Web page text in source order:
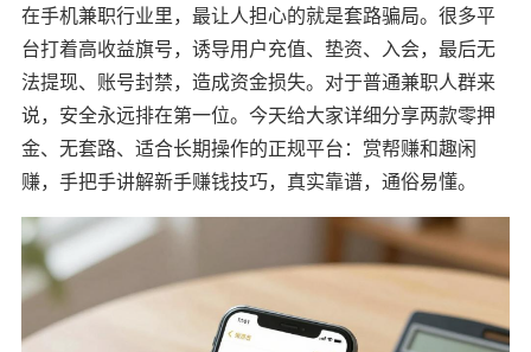
在手机兼职行业里，最让人担心的就是套路骗局。很多平
台打着高收益旗号，诱导用户充值、垫资、入会，最后无
法提现、账号封禁，造成资金损失。对于普通兼职人群来
说，安全永远排在第一位。今天给大家详细分享两款零押
金、无套路、适合长期操作的正规平台：赏帮赚和趣闲
赚，手把手讲解新手赚钱技巧，真实靠谱，通俗易懂。